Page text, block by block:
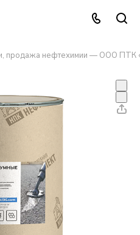
продажа нефтехимии — ООО ПТК